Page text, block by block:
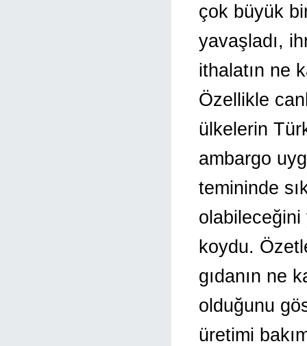
çok büyük
yavaşladı,
ithalatın ne
Özellikle
ülkelerin
ambargo
temininde
koydu.
gıdanın ne
olduğunu
üretimi